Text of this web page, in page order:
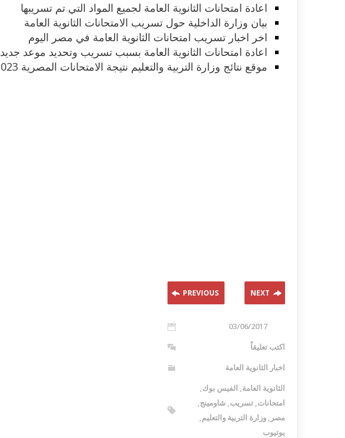
اعادة امتحانات الثانوية العامة لجميع المواد التي تم تسريبها
بيان وزارة الداخلية حول تسريب الامتحانات الثانوية العامة
اخر اخبار تسريب امتحانات الثانوية العامة في مصر اليوم
اعادة امتحانات الثانوية العامة بسبب تسريب وتحديد موعد جديد
موقع نتائج وزارة التربية والتعليم نتيجة الامتحانات المصرية 2023
PREVIOUS NEXT
03/06/2017
اكتب تعليقاً
اخبار الثانوية العامة
الثانوية العامة, الفيس بوك,
امتحانات, تسريب, شاومينج,
مصر , وزارة التربية والتعليم,
يوتيوب